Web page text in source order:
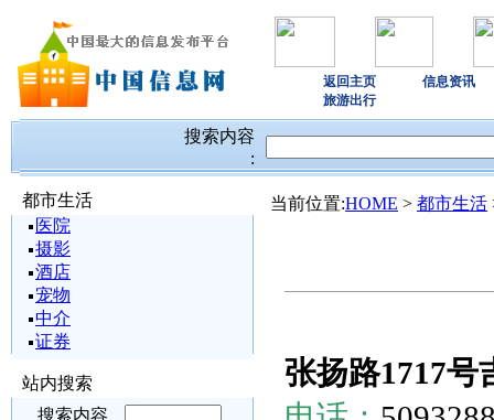
返回主页
信息资讯
旅游出行
搜索内容
:
都市生活
医院
摄影
酒店
宠物
中介
证券
站内搜索
搜索内容
当前位置:HOME > 都市生活
张扬路1717号